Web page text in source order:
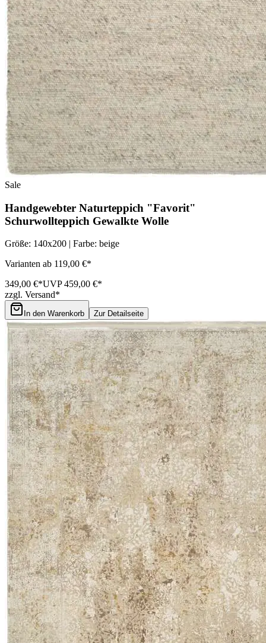
Sale
Handgewebter Naturteppich "Favorit"
Schurwollteppich Gewalkte Wolle
Größe: 140x200 | Farbe: beige
Varianten ab 119,00 €*
349,00 €*UVP 459,00 €*
zzgl. Versand*
In den Warenkorb Zur Detailseite